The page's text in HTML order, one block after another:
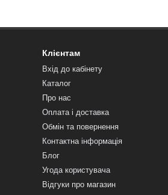
Клієнтам
Вхід до кабінету
Каталог
Про нас
Оплата і доставка
Обмін та повернення
Контактна інформація
Блог
Угода користувача
Відгуки про магазин